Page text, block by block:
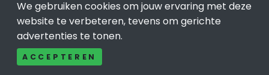
Klussenbedrijf Oosterhout
Notarissen Oosterhout
Taxateurs Oosterhout
Schoonmaakbedrijf Oosterhout
We gebruiken cookies om jouw ervaring met deze
website te verbeteren, tevens om gerichte
advertenties te tonen.
ACCEPTEREN